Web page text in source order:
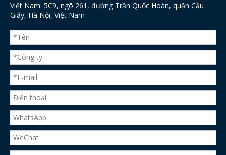
Việt Nam: 5C9, ngõ 261, đường Trần Quốc Hoàn, quận Cầu
Giấy, Hà Nội, Việt Nam